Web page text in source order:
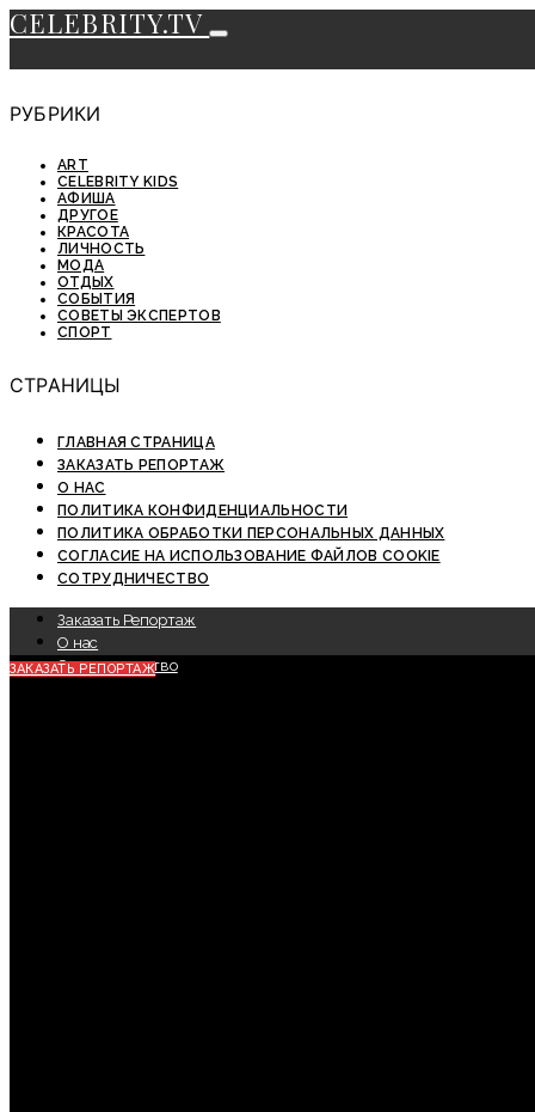
CELEBRITY.TV
РУБРИКИ
ART
CELEBRITY KIDS
АФИША
ДРУГОЕ
КРАСОТА
ЛИЧНОСТЬ
МОДА
ОТДЫХ
СОБЫТИЯ
СОВЕТЫ ЭКСПЕРТОВ
СПОРТ
СТРАНИЦЫ
ГЛАВНАЯ СТРАНИЦА
ЗАКАЗАТЬ РЕПОРТАЖ
О НАС
ПОЛИТИКА КОНФИДЕНЦИАЛЬНОСТИ
ПОЛИТИКА ОБРАБОТКИ ПЕРСОНАЛЬНЫХ ДАННЫХ
СОГЛАСИЕ НА ИСПОЛЬЗОВАНИЕ ФАЙЛОВ COOKIE
СОТРУДНИЧЕСТВО
Заказать Репортаж
О нас
Сотрудничество
ЗАКАЗАТЬ РЕПОРТАЖ